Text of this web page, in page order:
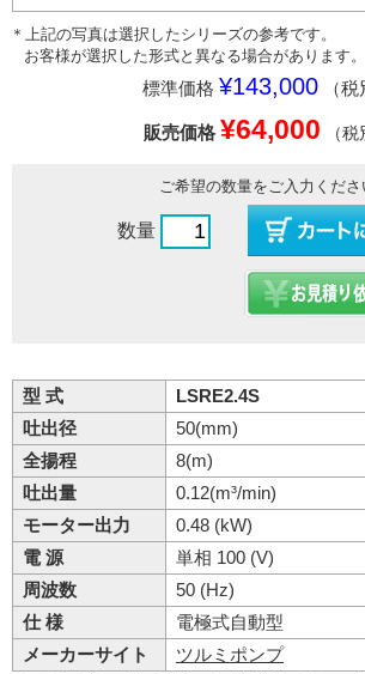
＊上記の写真は選択したシリーズの参考です。
お客様が選択した形式と異なる場合があります。
標準価格 ¥143,000 （税
販売価格 ¥64,000 （税
ご希望の数量をご入力くださ
数量
型 式
LSRE2.4S
吐出径
50(mm)
全揚程
8(m)
吐出量
0.12(m³/min)
モーター出力
0.48 (kW)
電 源
単相 100 (V)
周波数
50 (Hz)
仕 様
電極式自動型
メーカーサイト
ツルミポンプ